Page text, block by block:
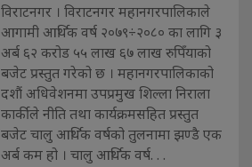
विराटनगर । विराटनगर महानगरपालिकाले
आगामी आर्थिक वर्ष २०७९÷२०८० का लागि ३
अर्ब ६२ करोड ५५ लाख ६७ लाख रुपिँयाको
बजेट प्रस्तुत गरेको छ । महानगरपालिकाको
दशौं अधिवेशनमा उपप्रमुख शिल्ला निराला
कार्कीले नीति तथा कार्यक्रमसहित प्रस्तुत
बजेट चालु आर्थिक वर्षको तुलनामा झण्डै एक
अर्ब कम हो । चालु आर्थिक वर्ष. . .